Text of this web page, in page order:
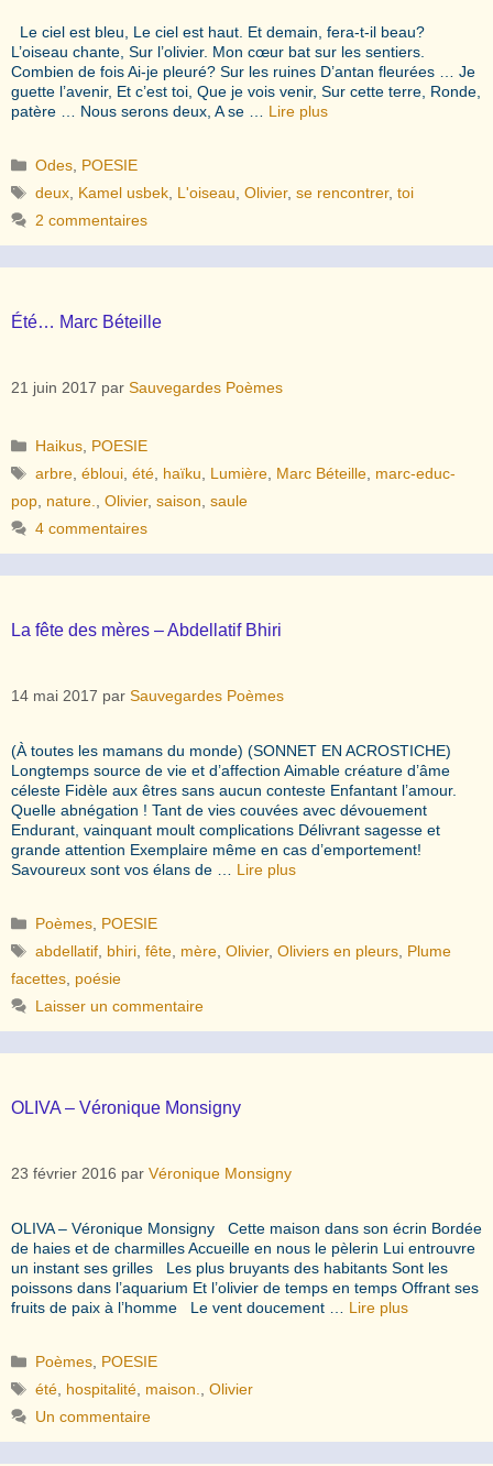
Le ciel est bleu, Le ciel est haut. Et demain, fera-t-il beau?
L’oiseau chante, Sur l’olivier. Mon cœur bat sur les sentiers.
Combien de fois Ai-je pleuré? Sur les ruines D’antan fleurées … Je
guette l’avenir, Et c’est toi, Que je vois venir, Sur cette terre, Ronde,
patère … Nous serons deux, A se … Lire plus
Catégories
Odes POESIE
Étiquettes
deux Kamel usbek L'oiseau ,Olivier,se rencontrer,toi
2 commentaires
Été… Marc Béteille
21 juin 2017 par Sauvegardes Poèmes
Catégories
Haikus POESIE
Étiquettes
arbre ,ébloui ,été haïku Lumière Marc Béteille marc-educ-
pop nature. Olivier, saison saule
4 commentaires
La fête des mères – Abdellatif Bhiri
14 mai 2017 par Sauvegardes Poèmes
(À toutes les mamans du monde) (SONNET EN ACROSTICHE)
Longtemps source de vie et d’affection Aimable créature d’âme
céleste Fidèle aux êtres sans aucun conteste Enfantant l’amour.
Quelle abnégation ! Tant de vies couvées avec dévouement
Endurant, vainquant moult complications Délivrant sagesse et
grande attention Exemplaire même en cas d’emportement!
Savoureux sont vos élans de … Lire plus
Catégories
Poèmes POESIE
Étiquettes
abdellatif bhiri ,fête mère ,Olivier,Oliviers en pleurs Plume
facettes poésie
Laisser un commentaire
OLIVA – Véronique Monsigny
23 février 2016 par Véronique Monsigny
OLIVA – Véronique Monsigny Cette maison dans son écrin Bordée
de haies et de charmilles Accueille en nous le pèlerin Lui entrouvre
un instant ses grilles Les plus bruyants des habitants Sont les
poissons dans l’aquarium Et l’olivier de temps en temps Offrant ses
fruits de paix à l’homme Le vent doucement … Lire plus
Catégories
Poèmes POESIE
Étiquettes
été hospitalité maison. ,Olivier
Un commentaire